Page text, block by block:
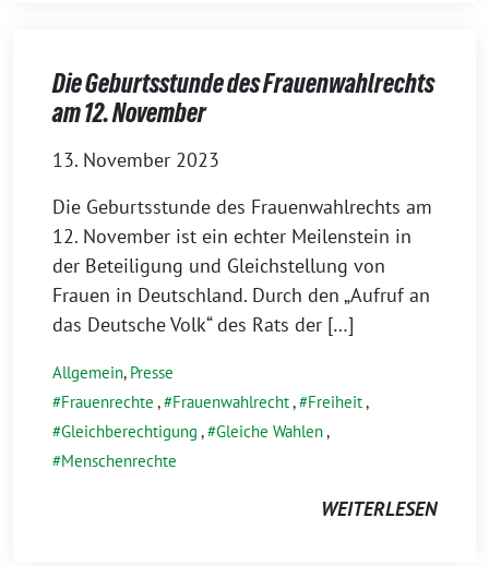
Die Geburtsstunde des Frauenwahlrechts
am 12. November
13. November 2023
Die Geburtsstunde des Frauenwahlrechts am
12. November ist ein echter Meilenstein in
der Beteiligung und Gleichstellung von
Frauen in Deutschland. Durch den „Aufruf an
das Deutsche Volk“ des Rats der […]
Allgemein, Presse
Frauenrechte , Frauenwahlrecht, Freiheit,
Gleichberechtigung , Gleiche Wahlen,
Menschenrechte
WEITERLESEN